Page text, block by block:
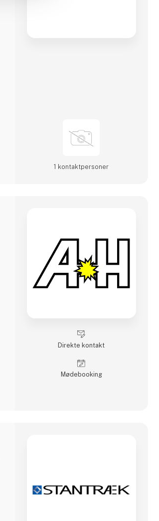
1 kontakt­personer
Direkte kontakt
Møde­booking